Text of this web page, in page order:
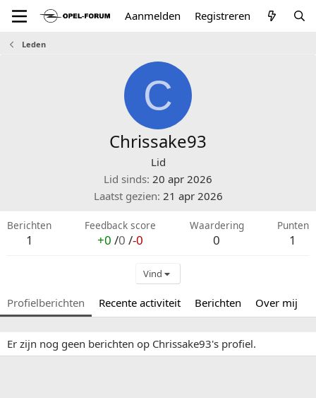
Aanmelden Registreren
Leden
C
Chrissake93
Lid
Lid sinds 20 apr 2026
Laatst gezien 21 apr 2026
Berichten
1
Feedback score
+0 /0 /-0
Waardering
0
Punten
1
Vind
Profielberichten Recente activiteit Berichten Over mij
Er zijn nog geen berichten op Chrissake93's profiel.